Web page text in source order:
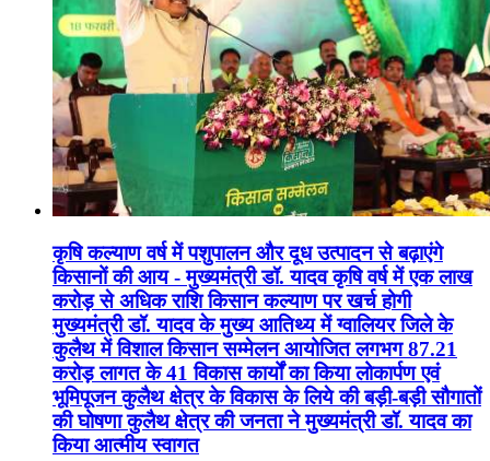
कृषि कल्याण वर्ष में पशुपालन और दूध उत्पादन से बढ़ाएंगे
किसानों की आय - मुख्यमंत्री डॉ. यादव कृषि वर्ष में एक लाख
करोड़ से अधिक राशि किसान कल्याण पर खर्च होगी
मुख्यमंत्री डॉ. यादव के मुख्य आतिथ्य में ग्वालियर जिले के
कुलैथ में विशाल किसान सम्मेलन आयोजित लगभग 87.21
करोड़ लागत के 41 विकास कार्यों का किया लोकार्पण एवं
भूमिपूजन कुलैथ क्षेत्र के विकास के लिये की बड़ी-बड़ी सौगातों
की घोषणा कुलैथ क्षेत्र की जनता ने मुख्यमंत्री डॉ. यादव का
किया आत्मीय स्वागत